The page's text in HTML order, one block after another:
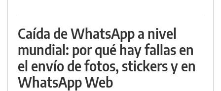
Caída de WhatsApp a nivel
mundial: por qué hay fallas en
el envío de fotos, stickers y en
WhatsApp Web